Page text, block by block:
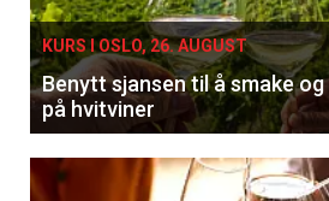
Apéritif
Vi tilbyr flere ukentlige
kan fritt velge hvilke du
tilsendt.
KURS I OSLO, 26. AUGUST
Benytt sjansen til å smake
på hvitviner